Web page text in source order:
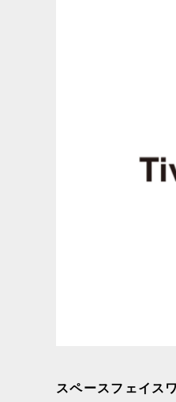
スペースフェイス